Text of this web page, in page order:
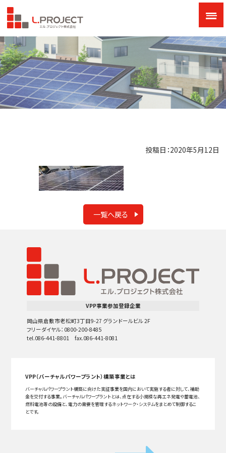
投稿日：2020年5月12日
一覧へ戻る
VPP事業参加登録企業
岡山県倉敷市老松町3丁目9-27 グランドールビル 2F
フリーダイヤル：0800-200-8485
tel.086-441-8801 fax.086-441-8081
VPP（バーチャルパワープラント）構築事業とは
バーチャルパワープラント構築に向けた実証事業を国内において実施する者に対して、補助
金を交付する事業。バーチャルパワープラントとは、点在する小規模な再エネ発電や蓄電池、
燃料電池等の設備と、電力の需要を管理するネットワーク・システムをまとめて制御するこ
とです。